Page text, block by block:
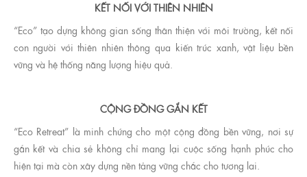
ECO RETREAT
KẾT NỐI VỚI THIÊN NHIÊN
“Eco” tạo dựng không gian sống thân thiện với môi trường, kết nối
con người với thiên nhiên thông qua kiến trúc xanh, vật liệu bền
vững và hệ thống năng lượng hiệu quả.
CỘNG ĐỒNG GẮN KẾT
“Eco Retreat” là minh chứng cho một cộng đồng bền vững, nơi sự
gắn kết và chia sẻ không chỉ mang lại cuộc sống hạnh phúc cho
hiện tại mà còn xây dựng nền tảng vững chắc cho tương lai.